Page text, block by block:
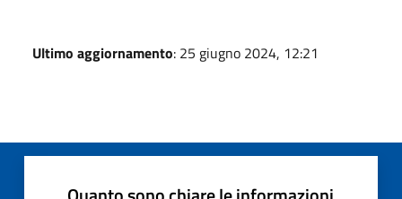
Ultimo aggiornamento: 25 giugno 2024, 12:21